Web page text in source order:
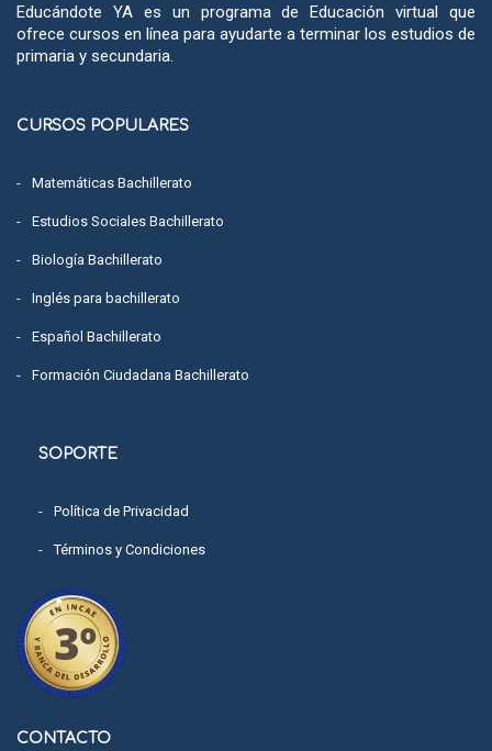
Educándote YA es un programa de Educación virtual que
ofrece cursos en línea para ayudarte a terminar los estudios de
primaria y secundaria.
CURSOS POPULARES
Matemáticas Bachillerato
Estudios Sociales Bachillerato
Biología Bachillerato
Inglés para bachillerato
Español Bachillerato
Formación Ciudadana Bachillerato
SOPORTE
Política de Privacidad
Términos y Condiciones
CONTACTO